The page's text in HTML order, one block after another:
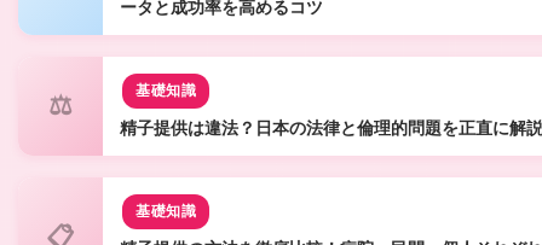
ータと成功率を高めるコツ
⚖️ 基礎知識
精子提供は違法？日本の法律と倫理的問題を正直に解説
📋
基礎知識